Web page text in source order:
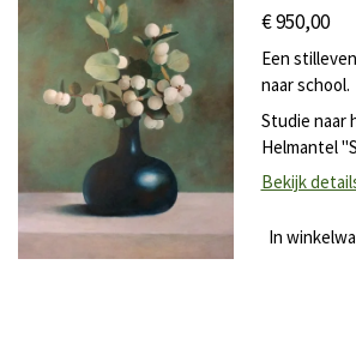
€ 950,00
Een
naar school.
Studie naar
Helmantel
Bekijk
In